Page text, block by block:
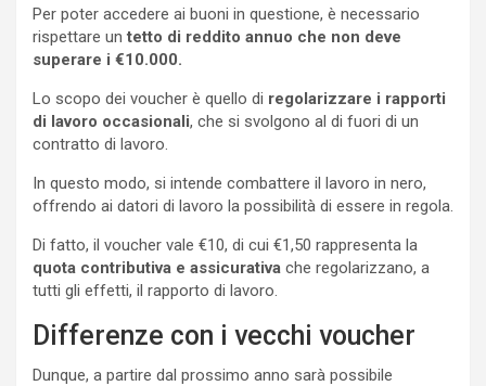
Per poter accedere ai buoni in questione, è necessario
rispettare untetto di reddito annuo che non deve
superare i €10.000.
Lo scopo dei voucher è quello di regolarizzare i rapporti
di lavoro occasionali, che si svolgono al di fuori di un
contratto di lavoro.
In questo modo, si intende combattere il lavoro in nero,
offrendo ai datori di lavoro la possibilità di essere in regola.
Di fatto, il voucher vale €10, di cui €1,50 rappresenta la
quota contributiva e assicurativa che regolarizzano, a
tutti gli effetti, il rapporto di lavoro.
Differenze con i vecchi voucher
Dunque, a partire dal prossimo anno sarà possibile